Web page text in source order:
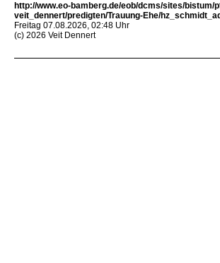
http://www.eo-bamberg.de/eob/dcms/sites/
veit_dennert/predigten/Trauung-Ehe/
Freitag 07.08.2026, 02:48 Uhr
(c) 2026 Veit Dennert